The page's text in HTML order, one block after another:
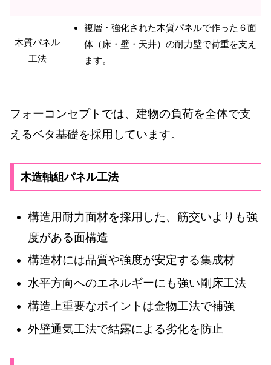
木質パネル
工法
複層・強化された木質パネルで作った６面
体（床・壁・天井）の耐力壁で荷重を支え
ます。
フォーコンセプトでは、建物の負荷を全体で支
えるベタ基礎を採用しています。
木造軸組パネル工法
構造用耐力面材を採用した、筋交いよりも強
度がある面構造
構造材には品質や強度が安定する集成材
水平方向へのエネルギーにも強い剛床工法
構造上重要なポイントは金物工法で補強
外壁通気工法で結露による劣化を防止